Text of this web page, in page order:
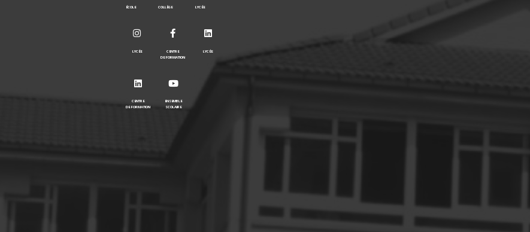
ÉCOLE COLLÈGE LYCÉE
LYCÉE
CENTRE
DE FORMATION
LYCÉE
CENTRE
DE FORMATION
ENSEMBLE
SCOLAIRE